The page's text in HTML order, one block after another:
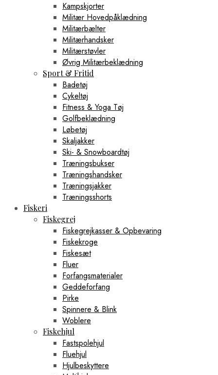
Kampskjorter
Militær Hovedpåklædning
Militærbælter
Militærhandsker
Militærstøvler
Øvrig Militærbeklædning
Sport & Fritid
Badetøj
Cykeltøj
Fitness & Yoga Tøj
Golfbeklædning
Løbetøj
Skaljakker
Ski- & Snowboardtøj
Træningsbukser
Træningshandsker
Træningsjakker
Træningsshorts
Fiskeri
Fiskegrej
Fiskegrejkasser & Opbevaring
Fiskekroge
Fiskesæt
Fluer
Forfangsmaterialer
Geddeforfang
Pirke
Spinnere & Blink
Woblere
Fiskehjul
Fastspolehjul
Fluehjul
Hjulbeskyttere